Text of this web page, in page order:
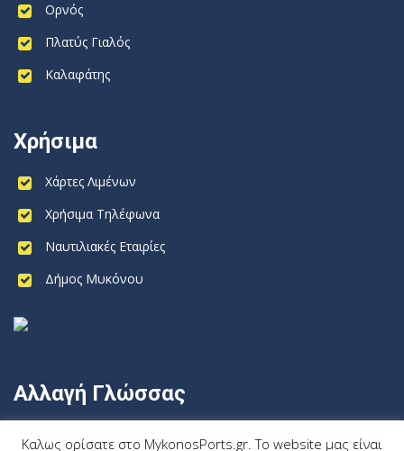
Ορνός
Πλατύς Γιαλός
Καλαφάτης
Χρήσιμα
Χάρτες Λιμένων
Χρήσιμα Τηλέφωνα
Ναυτιλιακές Εταιρίες
Δήμος Μυκόνου
Αλλαγή Γλώσσας
Καλως ορίσατε στο MykonosPorts.gr. Το website μας είναι